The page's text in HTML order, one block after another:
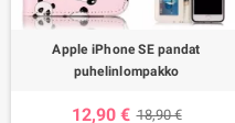
Apple iPhone SE pandat
puhelinlompakko
12,90 € 18,90 €